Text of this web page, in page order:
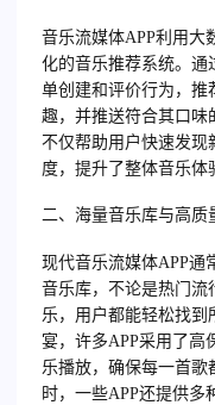
音乐流媒体APP利用大
化的音乐推荐系统。通
单创建和评价行为，推
趣，并推送符合其口味
不仅帮助用户快速发现
度，提升了整体音乐体
二、海量音乐库与高质
现代音乐流媒体APP通
音乐库，不论是热门流
乐，用户都能轻松找
宴，许多APP采用了高
乐播放，确保每一首歌
时，一些APP还提供多